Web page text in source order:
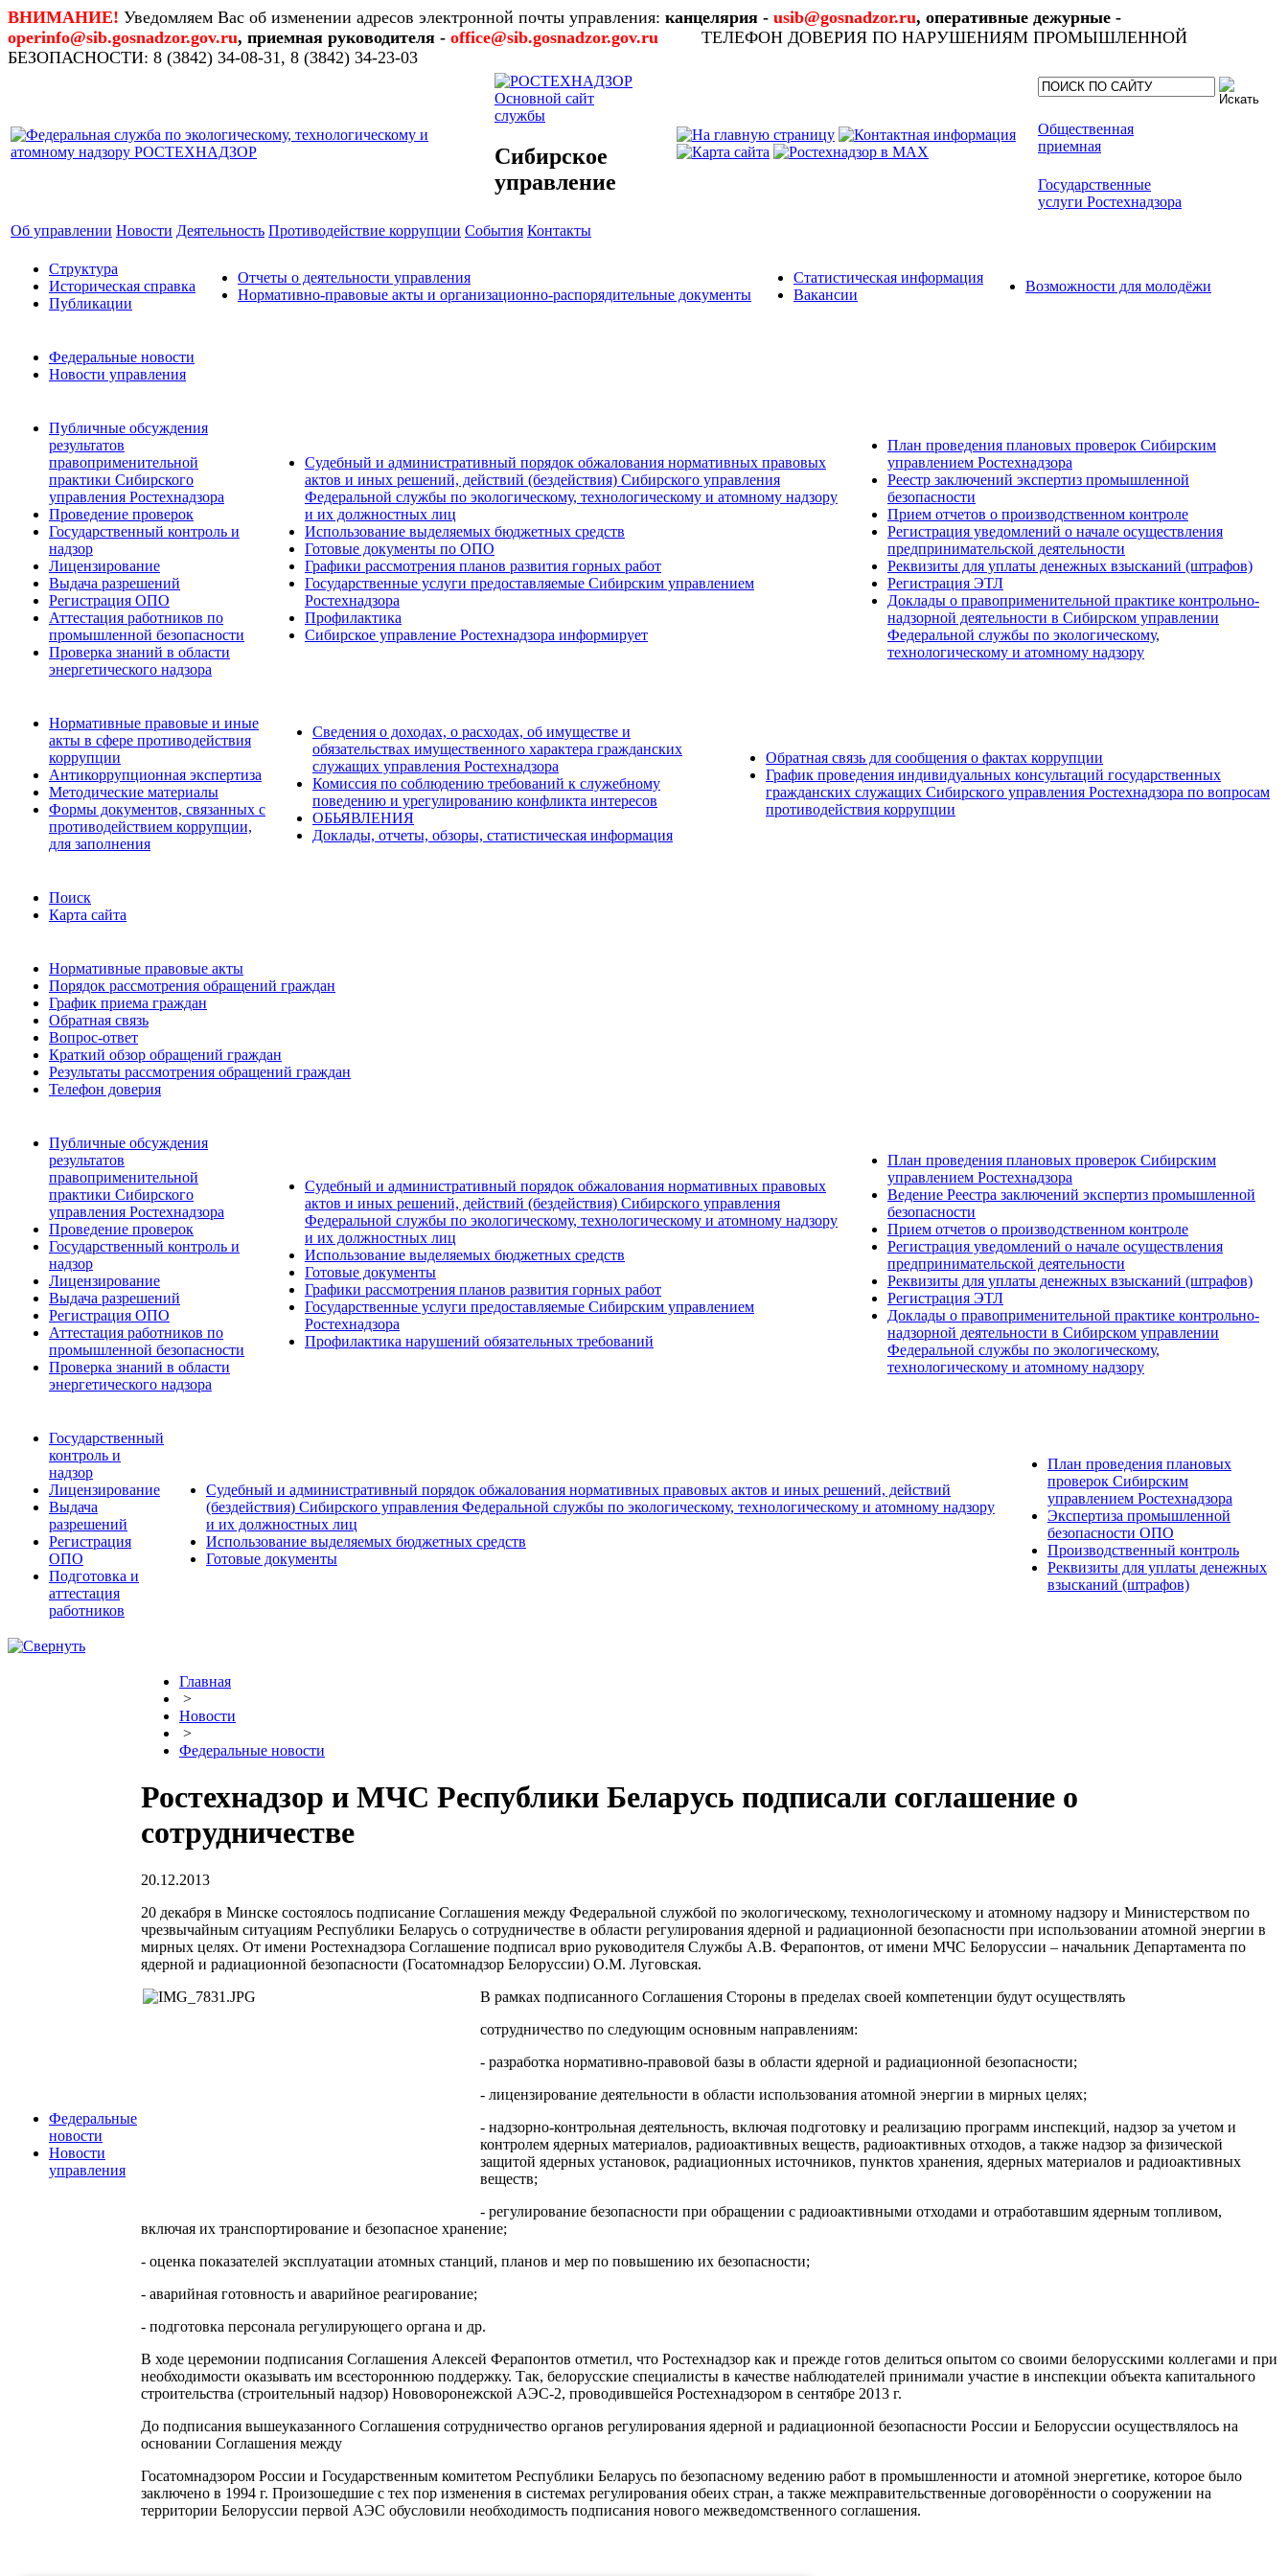
ВНИМАНИЕ! Уведомляем Вас об изменении адресов электронной почты управления: канцелярия - usib@gosnadzor.ru, оперативные дежурные -
operinfo@sib.gosnadzor.gov.ru, приемная руководителя - office@sib.gosnadzor.gov.ru
ТЕЛЕФОН ДОВЕРИЯ ПО НАРУШЕНИЯМ ПРОМЫШЛЕННОЙ
БЕЗОПАСНОСТИ: 8 (3842) 34-08-31, 8 (3842) 34-23-03
Основной сайт
службы
Сибирское
управление
Общественная
приемная
Государственные
услуги Ростехнадзора
Об управлении Новости Деятельность Противодействие коррупции События Контакты
Структура
Историческая справка
Публикации
Отчеты о деятельности управления
Нормативно-правовые акты и организационно-распорядительные документы
Статистическая информация
Вакансии
Возможности для молодёжи
Федеральные новости
Новости управления
Публичные обсуждения
результатов
правоприменительной
практики Сибирского
управления Ростехнадзора
Проведение проверок
Государственный контроль и
надзор
Лицензирование
Выдача разрешений
Регистрация ОПО
Аттестация работников по
промышленной безопасности
Проверка знаний в области
энергетического надзора
Судебный и административный порядок обжалования нормативных правовых
актов и иных решений, действий (бездействия) Сибирского управления
Федеральной службы по экологическому, технологическому и атомному надзору
и их должностных лиц
Использование выделяемых бюджетных средств
Готовые документы по ОПО
Графики рассмотрения планов развития горных работ
Государственные услуги предоставляемые Сибирским управлением
Ростехнадзора
Профилактика
Сибирское управление Ростехнадзора информирует
План проведения плановых проверок Сибирским
управлением Ростехнадзора
Реестр заключений экспертиз промышленной
безопасности
Прием отчетов о производственном контроле
Регистрация уведомлений о начале осуществления
предпринимательской деятельности
Реквизиты для уплаты денежных взысканий (штрафов)
Регистрация ЭТЛ
Доклады о правоприменительной практике контрольно-
надзорной деятельности в Сибирском управлении
Федеральной службы по экологическому,
технологическому и атомному надзору
Нормативные правовые и иные
акты в сфере противодействия
коррупции
Антикоррупционная экспертиза
Методические материалы
Формы документов, связанных с
противодействием коррупции,
для заполнения
Сведения о доходах, о расходах, об имуществе и
обязательствах имущественного характера гражданских
служащих управления Ростехнадзора
Комиссия по соблюдению требований к служебному
поведению и урегулированию конфликта интересов
ОБЬЯВЛЕНИЯ
Доклады, отчеты, обзоры, статистическая информация
Обратная связь для сообщения о фактах коррупции
График проведения индивидуальных консультаций государственных
гражданских служащих Сибирского управления Ростехнадзора по вопросам
противодействия коррупции
Поиск
Карта сайта
Нормативные правовые акты
Порядок рассмотрения обращений граждан
График приема граждан
Обратная связь
Вопрос-ответ
Краткий обзор обращений граждан
Результаты рассмотрения обращений граждан
Телефон доверия
Публичные обсуждения
результатов
правоприменительной
практики Сибирского
управления Ростехнадзора
Проведение проверок
Государственный контроль и
надзор
Лицензирование
Выдача разрешений
Регистрация ОПО
Аттестация работников по
промышленной безопасности
Проверка знаний в области
энергетического надзора
Судебный и административный порядок обжалования нормативных правовых
актов и иных решений, действий (бездействия) Сибирского управления
Федеральной службы по экологическому, технологическому и атомному надзору
и их должностных лиц
Использование выделяемых бюджетных средств
Готовые документы
Графики рассмотрения планов развития горных работ
Государственные услуги предоставляемые Сибирским управлением
Ростехнадзора
Профилактика нарушений обязательных требований
План проведения плановых проверок Сибирским
управлением Ростехнадзора
Ведение Реестра заключений экспертиз промышленной
безопасности
Прием отчетов о производственном контроле
Регистрация уведомлений о начале осуществления
предпринимательской деятельности
Реквизиты для уплаты денежных взысканий (штрафов)
Регистрация ЭТЛ
Доклады о правоприменительной практике контрольно-
надзорной деятельности в Сибирском управлении
Федеральной службы по экологическому,
технологическому и атомному надзору
Государственный
контроль и
надзор
Лицензирование
Выдача
разрешений
Регистрация
ОПО
Подготовка и
аттестация
работников
Судебный и административный порядок обжалования нормативных правовых актов и иных решений, действий
(бездействия) Сибирского управления Федеральной службы по экологическому, технологическому и атомному надзору
и их должностных лиц
Использование выделяемых бюджетных средств
Готовые документы
План проведения плановых
проверок Сибирским
управлением Ростехнадзора
Экспертиза промышленной
безопасности ОПО
Производственный контроль
Реквизиты для уплаты денежных
взысканий (штрафов)
Федеральные
новости
Новости
управления
Главная
>
Новости
>
Федеральные новости
Ростехнадзор и МЧС Республики Беларусь подписали соглашение о
сотрудничестве
20.12.2013
20 декабря в Минске состоялось подписание Соглашения между Федеральной службой по экологическому, технологическому и атомному надзору и Министерством по
чрезвычайным ситуациям Республики Беларусь о сотрудничестве в области регулирования ядерной и радиационной безопасности при использовании атомной энергии в
мирных целях. От имени Ростехнадзора Соглашение подписал врио руководителя Службы А.В. Ферапонтов, от имени МЧС Белоруссии – начальник Департамента по
ядерной и радиационной безопасности (Госатомнадзор Белоруссии) О.М. Луговская.
В рамках подписанного Соглашения Стороны в пределах своей компетенции будут осуществлять
сотрудничество по следующим основным направлениям:
- разработка нормативно-правовой базы в области ядерной и радиационной безопасности;
- лицензирование деятельности в области использования атомной энергии в мирных целях;
- надзорно-контрольная деятельность, включая подготовку и реализацию программ инспекций, надзор за учетом и
контролем ядерных материалов, радиоактивных веществ, радиоактивных отходов, а также надзор за физической
защитой ядерных установок, радиационных источников, пунктов хранения, ядерных материалов и радиоактивных
веществ;
- регулирование безопасности при обращении с радиоактивными отходами и отработавшим ядерным топливом,
включая их транспортирование и безопасное хранение;
- оценка показателей эксплуатации атомных станций, планов и мер по повышению их безопасности;
- аварийная готовность и аварийное реагирование;
- подготовка персонала регулирующего органа и др.
В ходе церемонии подписания Соглашения Алексей Ферапонтов отметил, что Ростехнадзор как и прежде готов делиться опытом со своими белорусскими коллегами и при
необходимости оказывать им всестороннюю поддержку. Так, белорусские специалисты в качестве наблюдателей принимали участие в инспекции объекта капитального
строительства (строительный надзор) Нововоронежской АЭС-2, проводившейся Ростехнадзором в сентябре 2013 г.
До подписания вышеуказанного Соглашения сотрудничество органов регулирования ядерной и радиационной безопасности России и Белоруссии осуществлялось на
основании Соглашения между
Госатомнадзором России и Государственным комитетом Республики Беларусь по безопасному ведению работ в промышленности и атомной энергетике, которое было
заключено в 1994 г. Произошедшие с тех пор изменения в системах регулирования обеих стран, а также межправительственные договорённости о сооружении на
территории Белоруссии первой АЭС обусловили необходимость подписания нового межведомственного соглашения.